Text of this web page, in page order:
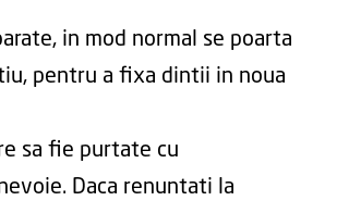
in mod normal se poarta
pentru a fixa dintii in noua
sa fie purtate cu
Daca renuntati la